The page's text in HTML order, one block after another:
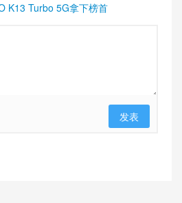
K13 Turbo 5G拿下榜首
发表